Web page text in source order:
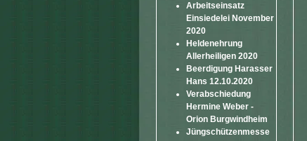
Arbeitseinsatz
Einsiedelei November
2020
Heldenehrung
Allerheiligen 2020
Beerdigung Harasser
Hans 12.10.2020
Verabschiedung
Hermine Weber -
Orion Burgwindheim
Jüngschützenmesse